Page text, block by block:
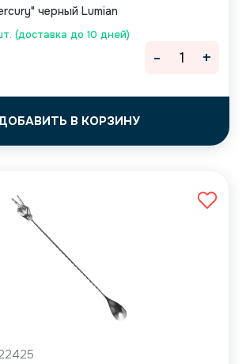
(доставка до 10 дней)
черный Lumian
В КОРЗИНУ
- +